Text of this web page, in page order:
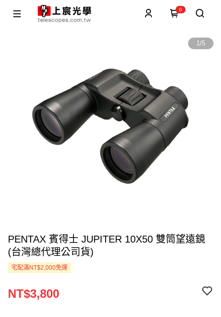
0
1/5
PENTAX 賓得士 JUPITER 10X50 雙筒望遠鏡
(台灣總代理公司貨)
宅配滿NT$2,000免運
NT$3,800